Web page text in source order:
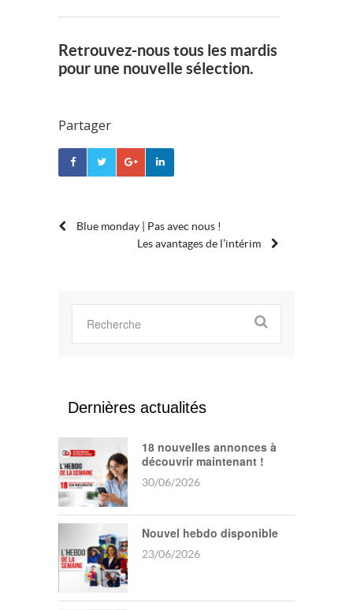
Retrouvez-nous tous les mardis
pour une nouvelle sélection.
Partager
POST
Blue monday | Pas avec nous !
Les avantages de l’intérim
Dernières actualités
18 nouvelles annonces à
découvrir maintenant !
30/06/2026
Nouvel hebdo disponible
23/06/2026